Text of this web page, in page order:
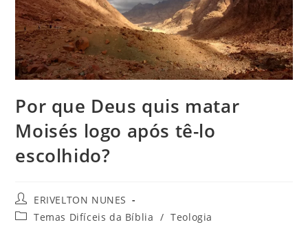
Por que Deus quis matar
Moisés logo após tê-lo
escolhido?
ERIVELTON NUNES
Temas Difíceis da Bíblia / Teologia